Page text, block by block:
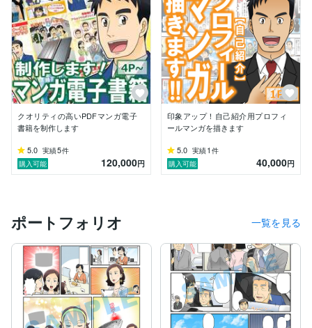
マンガを制作をご依頼されるお客様、
そしてそのマンガを読まれる読者様どちらもが
マンガを通して喜んでいただけることを
一番の理念としております^^。
マンガ制作についてご不明な点が
ございましたらお気軽にお問い合わせください。
どうぞよろしくお願いいたします。
クオリティの高いPDFマンガ電子
書籍を制作します
5.0 実績5件
購入可能
120,000円
印象アップ！自己紹介用プロフィ
ールマンガを描きます
5.0 実績1 件
購入可能
40,000円
ポートフォリオ 一覧を見る